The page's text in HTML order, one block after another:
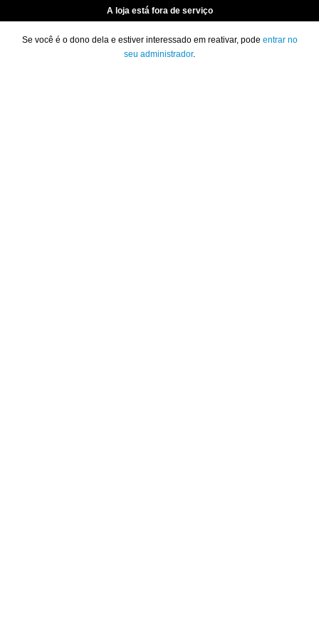
A loja está fora de serviço
Se você é o dono dela e estiver interessado em reativar, pode entrar no
seu administrador.